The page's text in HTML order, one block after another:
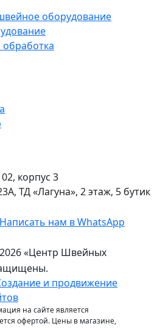
оборудование
корпус 3
ТД «Лагуна», 2 этаж, 5 бутик
«Центр Швейных
на сайте является
офертой. Цены в магазине,